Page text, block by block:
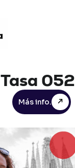
Tasa 052
Más info.